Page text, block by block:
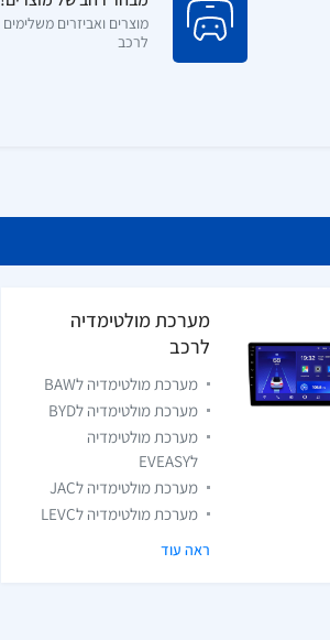
מוצרים ואביזרים משלימים
לרכב
מערכת מולטימדיה
לרכב
מערכת מולטימדיה לBAW
מערכת מולטימדיה לBYD
מערכת מולטימדיה
לEVEASY
מערכת מולטימדיה לJAC
מערכת מולטימדיה לLEVC
ראה עוד